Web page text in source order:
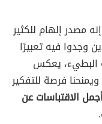
مصدر إلهام للكثير
وجدوا فيه تعبيرًا
البطيء، يعكس
فرصة للتفكير
الاقتباسات عن